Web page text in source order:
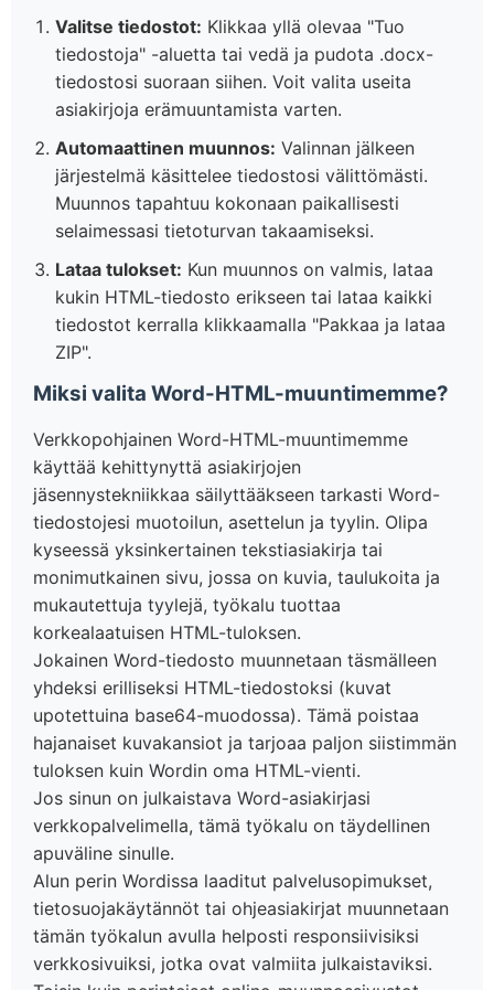
Valitse tiedostot: Klikkaa yllä olevaa "Tuo
tiedostoja" -aluetta tai vedä ja pudota .docx-
tiedostosi suoraan siihen. Voit valita useita
asiakirjoja erämuuntamista varten.
Automaattinen muunnos: Valinnan jälkeen
järjestelmä käsittelee tiedostosi välittömästi.
Muunnos tapahtuu kokonaan paikallisesti
selaimessasi tietoturvan takaamiseksi.
Lataa tulokset: Kun muunnos on valmis, lataa
kukin HTML-tiedosto erikseen tai lataa kaikki
tiedostot kerralla klikkaamalla "Pakkaa ja lataa
ZIP".
Miksi valita Word-HTML-muuntimemme?
Verkkopohjainen Word-HTML-muuntimemme
käyttää kehittynyttä asiakirjojen
jäsennystekniikkaa säilyttääkseen tarkasti Word-
tiedostojesi muotoilun, asettelun ja tyylin. Olipa
kyseessä yksinkertainen tekstiasiakirja tai
monimutkainen sivu, jossa on kuvia, taulukoita ja
mukautettuja tyylejä, työkalu tuottaa
korkealaatuisen HTML-tuloksen.
Jokainen Word-tiedosto muunnetaan täsmälleen
yhdeksi erilliseksi HTML-tiedostoksi (kuvat
upotettuina base64-muodossa). Tämä poistaa
hajanaiset kuvakansiot ja tarjoaa paljon siistimmän
tuloksen kuin Wordin oma HTML-vienti.
Jos sinun on julkaistava Word-asiakirjasi
verkkopalvelimella, tämä työkalu on täydellinen
apuväline sinulle.
Alun perin Wordissa laaditut palvelusopimukset,
tietosuojakäytännöt tai ohjeasiakirjat muunnetaan
tämän työkalun avulla helposti responsiivisiksi
verkkosivuiksi, jotka ovat valmiita julkaistaviksi.